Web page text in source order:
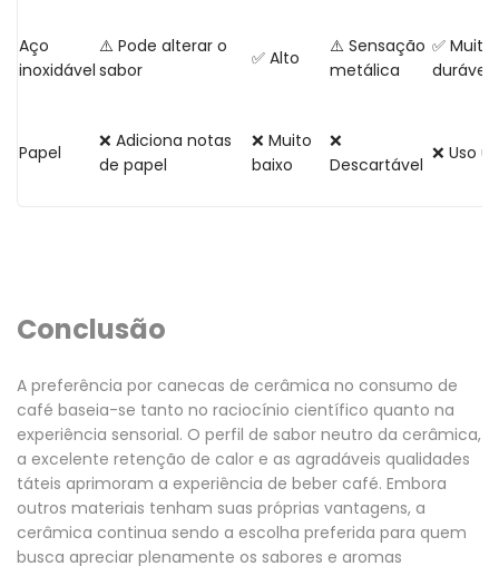
Aço
inoxidável
⚠️ Pode alterar o
sabor
✅ Alto
⚠️ Sensação
metálica
✅ Muito
durável
Papel
❌ Adiciona notas
de papel
❌ Muito
baixo
❌
Descartável
❌ Uso
Conclusão
A preferência por canecas de cerâmica no consumo de
café baseia-se tanto no raciocínio científico quanto na
experiência sensorial. O perfil de sabor neutro da cerâmica,
a excelente retenção de calor e as agradáveis ​​qualidades
táteis aprimoram a experiência de beber café. Embora
outros materiais tenham suas próprias vantagens, a
cerâmica continua sendo a escolha preferida para quem
busca apreciar plenamente os sabores e aromas